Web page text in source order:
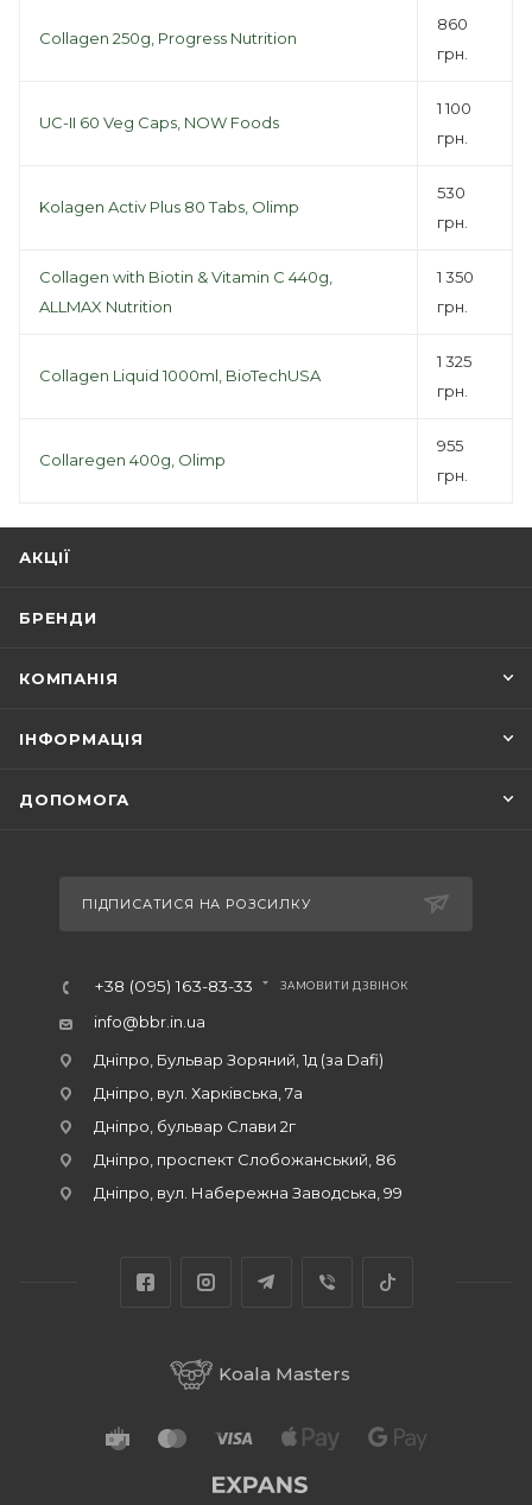
Collagen 250g, Progress Nutrition
860
грн.
UC-II 60 Veg Caps, NOW Foods
1 100
грн.
Kolagen Activ Plus 80 Tabs, Olimp
530
грн.
Collagen with Biotin & Vitamin C 440g,
ALLMAX Nutrition
1 350
грн.
Collagen Liquid 1000ml, BioTechUSA
1 325
грн.
Collaregen 400g, Olimp
955
грн.
АКЦІЇ
БРЕНДИ
КОМПАНІЯ
ІНФОРМАЦІЯ
ДОПОМОГА
ПІДПИСАТИСЯ НА РОЗСИЛКУ
+38 (095) 163-83-33 ЗАМОВИТИ ДЗВІНОК
info@bbr.in.ua
Дніпро, Бульвар Зоряний, 1д (за Dafi)
Дніпро, вул. Харківська, 7а
Дніпро, бульвар Слави 2г
Дніпро, проспект Слобожанський, 86
Дніпро, вул. Набережна Заводська, 99
Koala Masters